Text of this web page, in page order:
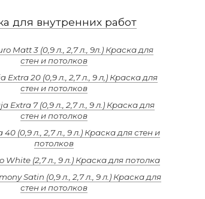
для внутренних работ
Matt 3 (0,9 л., 2,7 л., 9л.) Краска для
стен и потолков
Extra 20 (0,9 л., 2,7 л., 9 л,) Краска для
стен и потолков
Extra 7 (0,9 л., 2,7 л., 9 л.) Краска для
стен и потолков
(0,9 л., 2,7 л., 9 л.) Краска для стен и
потолков
White (2,7 л., 9 л.) Краска для потолка
Satin (0,9 л., 2,7 л., 9 л.) Краска для
стен и потолков